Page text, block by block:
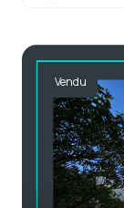
e-mail
estimation
contact
Vendu